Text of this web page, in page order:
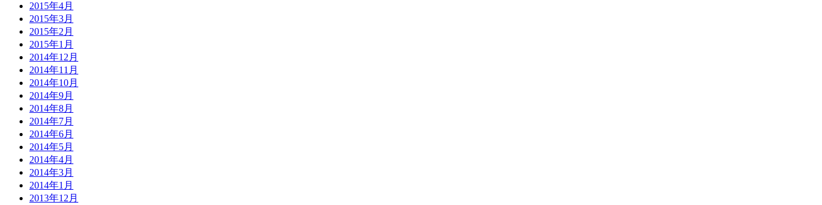
2015年4月
2015年3月
2015年2月
2015年1月
2014年12月
2014年11月
2014年10月
2014年9月
2014年8月
2014年7月
2014年6月
2014年5月
2014年4月
2014年3月
2014年1月
2013年12月